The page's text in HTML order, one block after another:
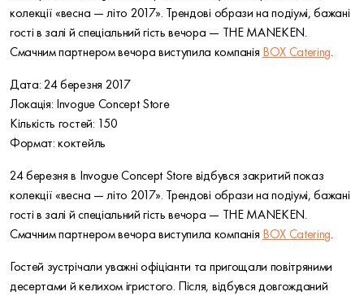
колекції «весна — літо 2017». Трендові образи на подіумі, бажані
гості в залі й спеціальний гість вечора — THE MANEKEN.
Смачним партнером вечора виступила компанія BOX Catering.
Дата: 24 березня 2017
Локація: Invogue Concept Store
Кількість гостей: 150
Формат: коктейль
24 березня в Invogue Concept Store відбувся закритий показ
колекції «весна — літо 2017». Трендові образи на подіумі, бажані
гості в залі й спеціальний гість вечора — THE MANEKEN.
Смачним партнером вечора виступила компанія BOX Catering.
Гостей зустрічали уважні офіціанти та пригощали повітряними
десертами й келихом ігристого. Після, відбувся довгожданий